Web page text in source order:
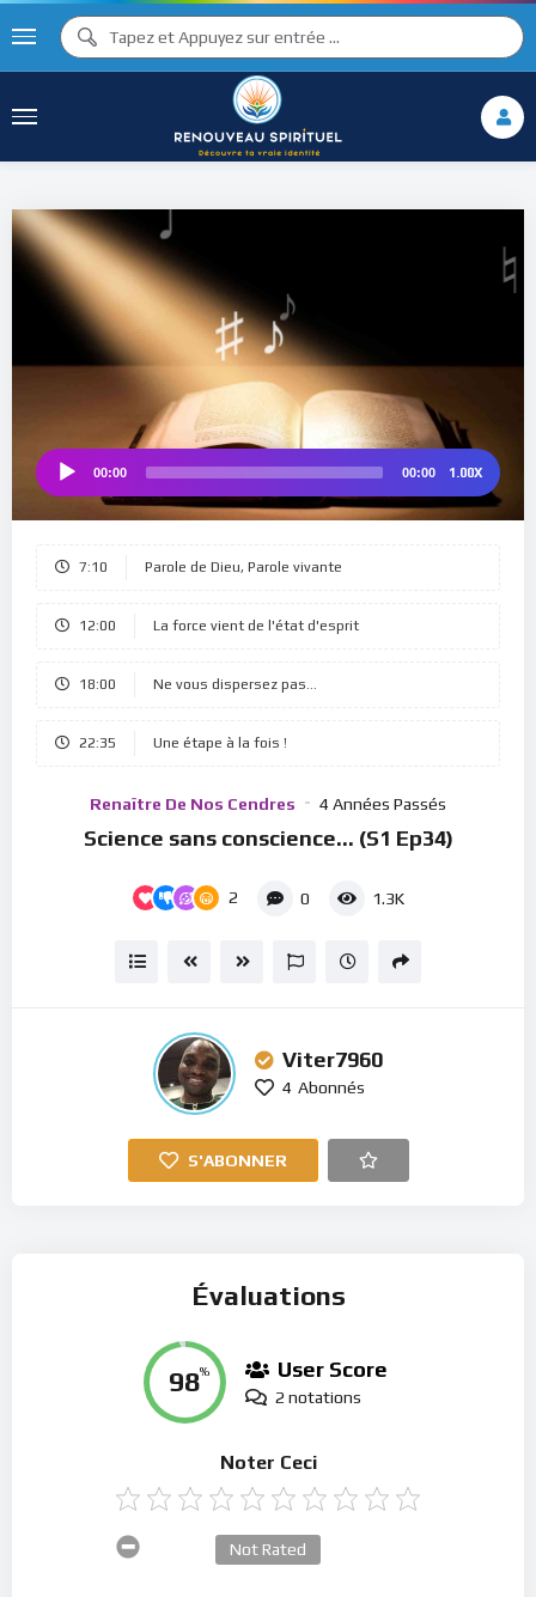
♫ ♩
♩
♯ ♪
♫
♮
00:00 00:00 1.00X
7:10 Parole de Dieu, Parole vivante
12:00 La force vient de l'état d'esprit
18:00 Ne vous dispersez pas...
22:35 Une étape à la fois !
Renaître De Nos Cendres 4 Années Passés
Science sans conscience… (S1 Ep34)
2 0 1.3K
Viter7960
4 Abonnés
S'ABONNER
Évaluations
98% User Score
2 notations
Noter Ceci
Not Rated